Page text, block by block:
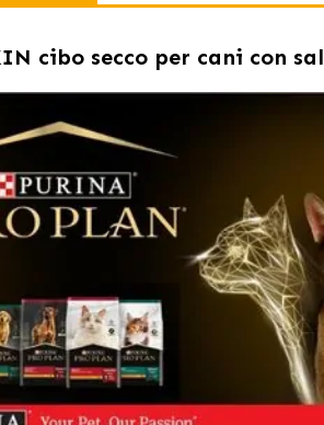
cibo secco per cani con